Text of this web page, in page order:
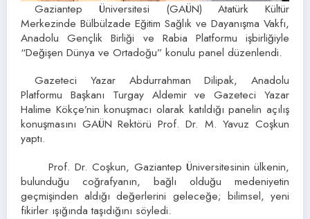
Gaziantep Üniversitesi (GAÜN) Atatürk Kültür
Merkezinde Bülbülzade Eğitim Sağlık ve Dayanışma Vakfı,
Anadolu Gençlik Birliği ve Rabia Platformu işbirliğiyle
“Değişen Dünya ve Ortadoğu” konulu panel düzenlendi.
Gazeteci Yazar Abdurrahman Dilipak, Anadolu
Platformu Başkanı Turgay Aldemir ve Gazeteci Yazar
Halime Kökçe’nin konuşmacı olarak katıldığı panelin açılış
konuşmasını GAÜN Rektörü Prof. Dr. M. Yavuz Coşkun
yaptı.
Prof. Dr. Coşkun, Gaziantep Üniversitesinin ülkenin,
bulunduğu coğrafyanın, bağlı olduğu medeniyetin
geçmişinden aldığı değerlerini geleceğe; bilimsel, yeni
fikirler ışığında taşıdığını söyledi.